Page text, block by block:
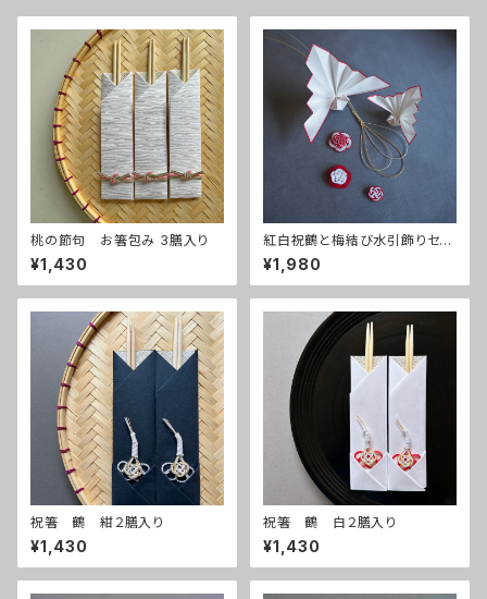
桃の節句 お箸包み 3膳入り
¥1,430
紅白祝鶴と梅結び水引飾りセッ
ト
¥1,980
祝箸 鶴 紺２膳入り
¥1,430
祝箸 鶴 白２膳入り
¥1,430